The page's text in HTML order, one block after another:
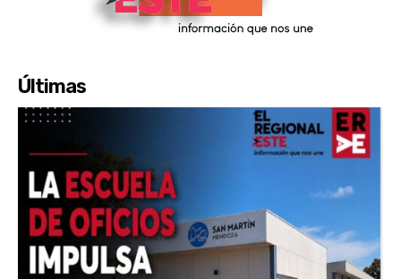
Últimas